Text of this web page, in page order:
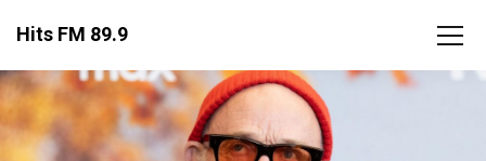
Hits FM 89.9